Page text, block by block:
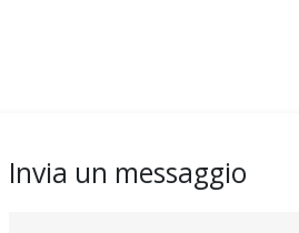
Invia un messaggio